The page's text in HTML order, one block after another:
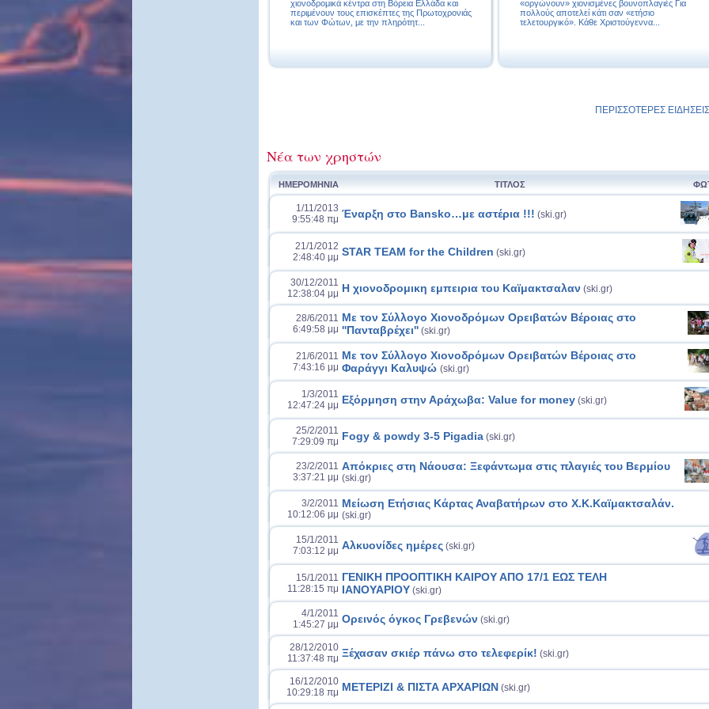
χιονοδρομικά κέντρα στη Βόρεια Ελλάδα και
περιμένουν τους επισκέπτες της Πρωτοχρονιάς
και των Φώτων, με την πληρότητ...
«οργώνουν» χιονισμένες βουνοπλαγιές Για
πολλούς αποτελεί κάτι σαν «ετήσιο
τελετουργικό». Κάθε Χριστούγεννα...
ΠΕΡΙΣΣΟΤΕΡΕΣ
Νέα των χρηστών
ΗΜΕΡΟΜΗΝΙΑ ΤΙΤΛΟΣ
1/11/2013
9:55:48 πμ Έναρξη στο Bansko…με αστέρια !!! (ski.gr)
21/1/2012
2:48:40 μμ STAR TEAM for the Children (ski.gr)
30/12/2011
12:38:04 μμ Η χιονοδρομικη εμπειρια του Καϊμακτσαλαν (ski.gr)
28/6/2011
6:49:58 μμ
Με τον Σύλλογο Χιονοδρόμων Ορειβατών Βέροιας στο
''Πανταβρέχει'' (ski.gr)
21/6/2011
7:43:16 μμ
Με τον Σύλλογο Χιονοδρόμων Ορειβατών Βέροιας στο
Φαράγγι Καλυψώ (ski.gr)
1/3/2011
12:47:24 μμ Εξόρμηση στην Αράχωβα: Value for money (ski.gr)
25/2/2011
7:29:09 πμ Fogy & powdy 3-5 Pigadia (ski.gr)
23/2/2011
3:37:21 μμ
Απόκριες στη Νάουσα: Ξεφάντωμα στις πλαγιές του Βερμίου
(ski.gr)
3/2/2011
10:12:06 μμ
Μείωση Ετήσιας Κάρτας Αναβατήρων στο Χ.Κ.Καϊμακτσαλάν.
(ski.gr)
15/1/2011
7:03:12 μμ Αλκυονίδες ημέρες (ski.gr)
15/1/2011
11:28:15 πμ
ΓΕΝΙΚΗ ΠΡΟΟΠΤΙΚΗ ΚΑΙΡΟΥ ΑΠΟ 17/1 ΕΩΣ ΤΕΛΗ
ΙΑΝΟΥΑΡΙΟΥ (ski.gr)
4/1/2011
1:45:27 μμ Ορεινός όγκος Γρεβενών (ski.gr)
28/12/2010
11:37:48 πμ Ξέχασαν σκιέρ πάνω στο τελεφερίκ! (ski.gr)
16/12/2010
10:29:18 πμ ΜΕΤΕΡΙΖΙ & ΠΙΣΤΑ ΑΡΧΑΡΙΩΝ (ski.gr)